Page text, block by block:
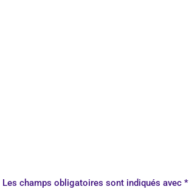
Les champs obligatoires sont indiqués avec*